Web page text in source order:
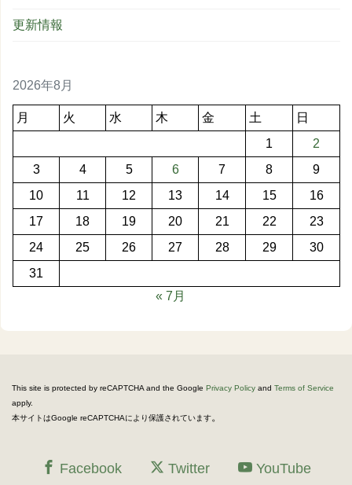
更新情報
2026年8月
月 火 水 木 金 土
日
1
2
3
4 5 6 7 8
9
10
11 12 13 14 15
16
17
18 19 20 21 22
23
24
25 26 27 28 29
30
31
« 7月
This site is protected by reCAPTCHA and the Google Privacy Policy and Terms of Service
apply.
本サイトはGoogle reCAPTCHAにより保護されています。
Facebook Twitter YouTube